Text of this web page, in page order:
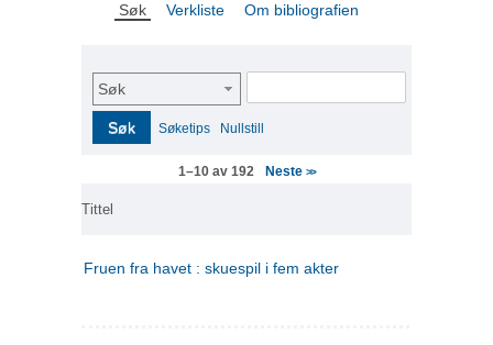
Søk Verkliste Om bibliografien
Søk
Søk Søketips Nullstill
1–10 av 192 Neste >>
Tittel
Fruen fra havet : skuespil i fem akter